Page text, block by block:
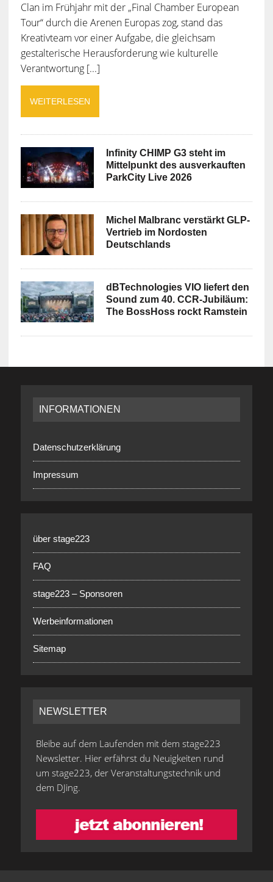
Clan im Frühjahr mit der „Final Chamber European
Tour“ durch die Arenen Europas zog, stand das
Kreativteam vor einer Aufgabe, die gleichsam
gestalterische Herausforderung wie kulturelle
Verantwortung [...]
WEITERLESEN
Infinity CHIMP G3 steht im
Mittelpunkt des ausverkauften
ParkCity Live 2026
Michel Malbranc verstärkt GLP-
Vertrieb im Nordosten
Deutschlands
dBTechnologies VIO liefert den
Sound zum 40. CCR-Jubiläum:
The BossHoss rockt Ramstein
INFORMATIONEN
Datenschutzerklärung
Impressum
über stage223
FAQ
stage223 – Sponsoren
Werbeinformationen
Sitemap
NEWSLETTER
Bleibe auf dem Laufenden mit dem stage223
Newsletter. Hier erfährst du Neuigkeiten rund
um stage223, der Veranstaltungstechnik und
dem DJing.